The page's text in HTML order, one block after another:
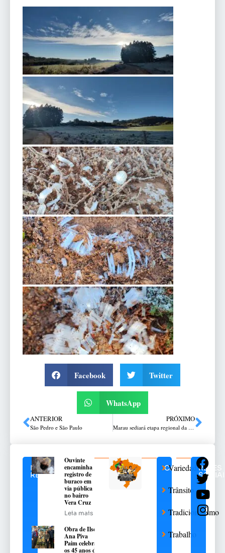
Facebook Twitter
WhatsApp
ANTERIOR
São Pedro e São Paulo
PRÓXIMO
Marau sediará etapa regional da Ciranda Cultural de Prendas e Entrevero Cultural de Peões
NOTÍCIAS
RELACIONADAS
Ouvinte
encaminha
registro de
buraco em
via pública
no bairro
Vera Cruz
Leia mais
Obra de Ilse
Ana Piva
Paim celebra
os 45 anos da
CATEGORIAS
Variedades
Trânsito
Tradicionalismo
Trabalho
REDES